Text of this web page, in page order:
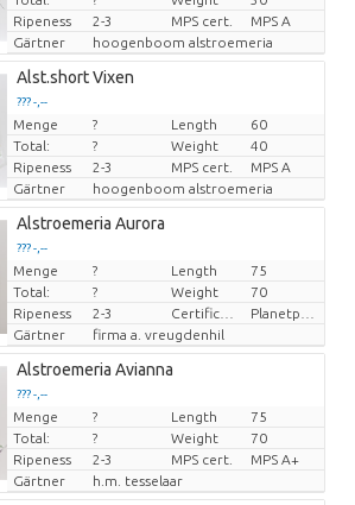
Ripeness
2-3 MPS cert.
MPS A
Gärtner
hoogenboom alstroemeria
Alst.short Vixen
??? -,--
Preis pro Stück
Menge ? Length
60
Total:
? Weight
40
Ripeness
2-3 MPS cert.
MPS A
Gärtner
hoogenboom alstroemeria
Alstroemeria Aurora
??? -,--
Preis pro Stück
Menge ? Length
75
Total:
? Weight
70
Ripeness
2-3
Gärtner
firma a. vreugdenhil
Alstroemeria Avianna
??? -,--
Preis pro Stück
Menge ? Length
75
Total:
? Weight
70
Ripeness
2-3 MPS cert.
MPS A+
Gärtner
h.m. tesselaar